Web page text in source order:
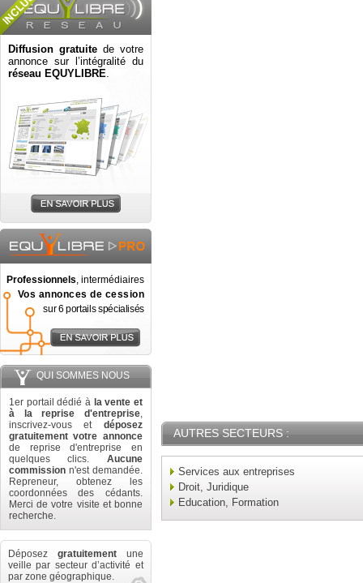
Diffusion gratuite de votre
annonce sur l’intégralité du
réseau EQUYLIBRE.
Professionnels, intermédiaires
Vos annonces de cession
sur 6 portails spécialisés
QUI SOMMES NOUS
1er portail dédié à la vente et
à la reprise d'entreprise,
inscrivez-vous et déposez
gratuitement votre annonce
de reprise d'entreprise en
quelques clics. Aucune
commission n'est demandée.
Repreneur, obtenez les
coordonnées des cédants.
Merci de votre visite et bonne
recherche.
Déposez gratuitement une
veille par secteur d’activité et
par zone géographique.
AUTRES SECTEURS :
Services aux entreprises
Droit, Juridique
Education, Formation